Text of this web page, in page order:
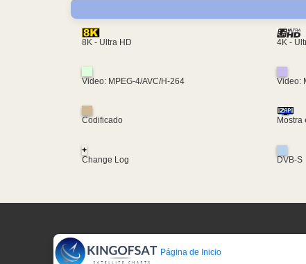
8K - Ultra HD 4K -
Video: MPEG-4/AVC/H-264 Video:
Codificado Mostra
+
Change Log
DVB-S
Página de Inicio